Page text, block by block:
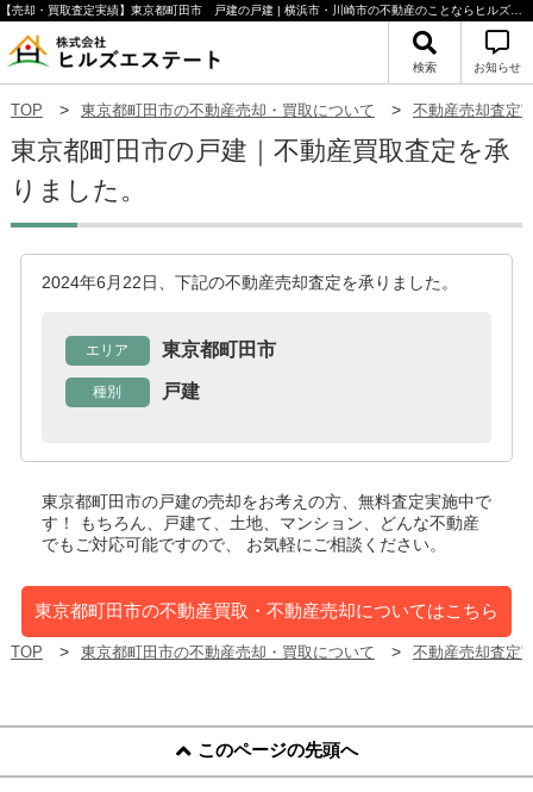
検索 お知らせ
TOP 東京都町田市の不動産売却・買取について 不動産売却査定
東京都町田市の戸建｜不動産買取査定を承
りました。
2024年6月22日、下記の不動産売却査定を承りました。
エリア 東京都町田市
種別 戸建
東京都町田市の戸建の売却をお考えの方、無料査定実施中で
す！
もちろん、戸建て、土地、マンション、どんな不動産
でもご対応可能ですので、 お気軽にご相談ください。
東京都町田市の不動産買取・不動産売却についてはこちら
TOP 東京都町田市の不動産売却・買取について 不動産売却査定
このページの先頭へ